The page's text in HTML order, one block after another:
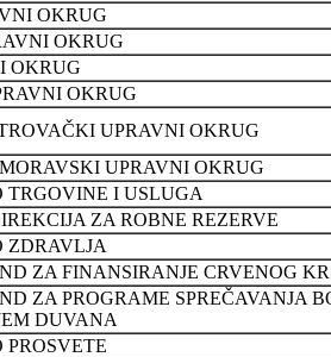
OKRUG
OKRUG
OKRUG
OKRUG
UPRAVNI OKRUG
UPRAVNI OKRUG
TRGOVINE I USLUGA
ZA ROBNE REZERVE
ZDRAVLJA
ZA FINANSIRANJE CRVENOG
ZA PROGRAME SPREČAVANJA
DUVANA